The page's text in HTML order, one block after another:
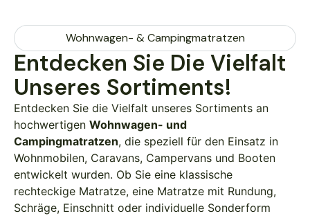
Wohnwagen- & Campingmatratzen
Entdecken Sie Die Vielfalt
Unseres Sortiments!
Entdecken Sie die Vielfalt unseres Sortiments an
hochwertigen Wohnwagen- und
Campingmatratzen, die speziell für den Einsatz in
Wohnmobilen, Caravans, Campervans und Booten
entwickelt wurden. Ob Sie eine klassische
rechteckige Matratze, eine Matratze mit Rundung,
Schräge, Einschnitt oder individuelle Sonderform